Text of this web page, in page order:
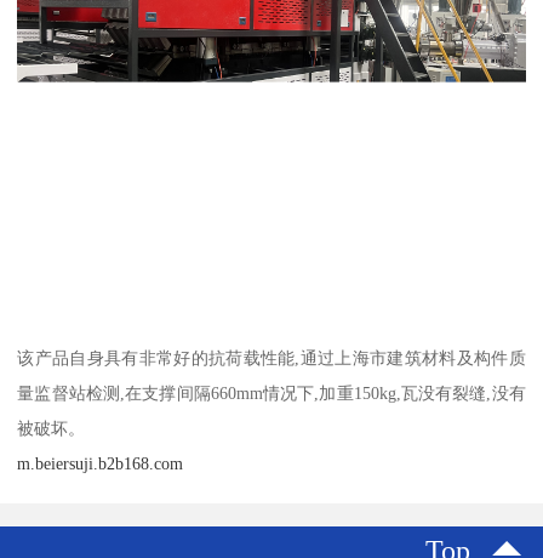
该产品自身具有非常好的抗荷载性能,通过上海市建筑材料及构件质
量监督站检测,在支撑间隔660mm情况下,加重150kg,瓦没有裂缝,没有
被破坏。
m.beiersuji.b2b168.com
Top